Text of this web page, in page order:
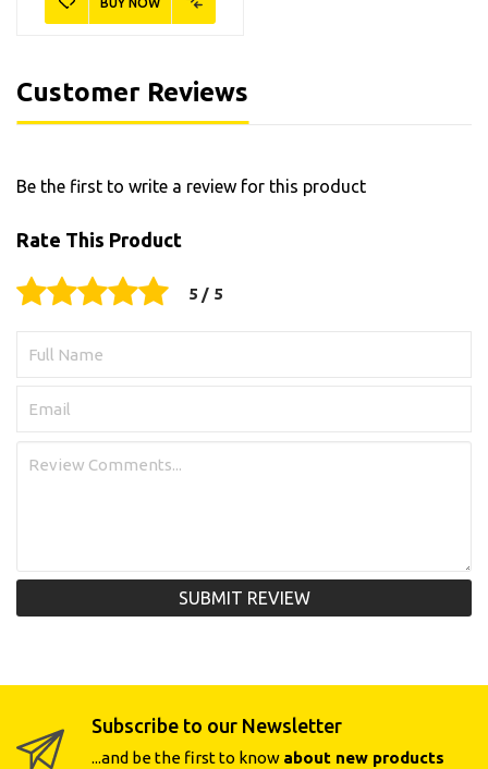
Customer Reviews
Be the first to write a review for this product
Rate This Product
SUBMIT REVIEW
Subscribe to our Newsletter
...and be the first to know about new products